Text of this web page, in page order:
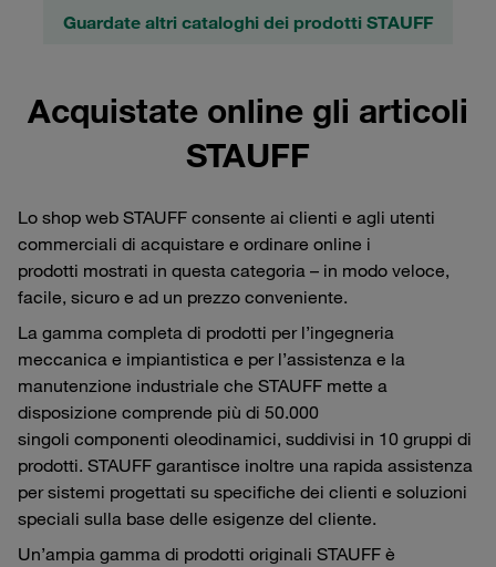
Guardate altri cataloghi dei prodotti STAUFF
Acquistate online gli articoli
STAUFF
Lo shop web STAUFF consente ai clienti e agli utenti
commerciali di acquistare e ordinare online i
prodotti mostrati in questa categoria – in modo veloce,
facile, sicuro e ad un prezzo conveniente.
La gamma completa di prodotti per l’ingegneria
meccanica e impiantistica e per l’assistenza e la
manutenzione industriale che STAUFF mette a
disposizione comprende più di 50.000
singoli componenti oleodinamici, suddivisi in 10 gruppi di
prodotti. STAUFF garantisce inoltre una rapida assistenza
per sistemi progettati su specifiche dei clienti e soluzioni
speciali sulla base delle esigenze del cliente.
Un’ampia gamma di prodotti originali STAUFF è